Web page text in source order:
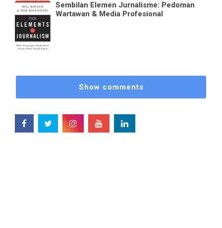
Sembilan Elemen Jurnalisme: Pedoman
Wartawan & Media Profesional
Show comments